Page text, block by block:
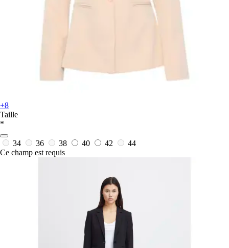
+8
Taille
*
34 36 38 40 42
44
Ce champ est requis